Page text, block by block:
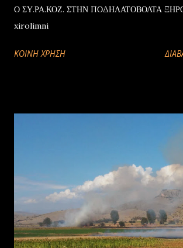
Ο ΣΥ.ΡΑ.ΚΟΖ. ΣΤΗΝ ΠΟΔΗΛΑΤΟΒΟΛΤΑ
xirolimni
ΚΟΙΝΉ ΧΡΉΣΗ